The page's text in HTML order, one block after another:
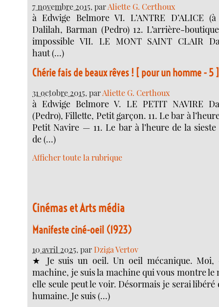
7 novembre 2015, parAliette G. Certhoux
à Edwige Belmore VI. L’ANTRE D’ALICE
Dalilah, Barman (Pedro) 12. L’arrière-boutique
impossible VII. LE MONT SAINT CLAIR
haut (…)
Chérie fais de beaux rêves ! [ pour un homme - 5 ]
31 octobre 2015, parAliette G. Certhoux
à Edwige Belmore V. LE PETIT NAVIRE
(Pedro), Fillette, Petit garçon. 11. Le bar à
Petit Navire — 11. Le bar à l’heure de la
de (…)
Afficher toute la rubrique
Cinémas et Arts média
Manifeste ciné-oeil (1923)
10 avril 2025, parDziga Vertov
★ Je suis un oeil. Un oeil mécanique. Moi,
machine, je suis la machine qui vous montre le
elle seule peut le voir. Désormais je serai libéré
humaine. Je suis (…)